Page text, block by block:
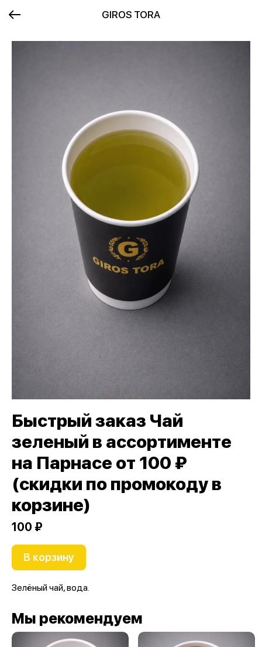
GIROS TORA
Быстрый заказ Чай
зеленый в ассортименте
на Парнасе от 100 ₽
(скидки по промокоду в
корзине)
100 ₽
В корзину
Зелёный чай, вода.
Мы рекомендуем